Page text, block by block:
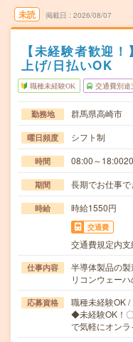
未読 掲載日 2026/08/07
【未経験者歓迎
上げ/日払いOK
職種未経験OK 交通費別途
勤務地 群馬県高崎市
曜日頻度 シフト制
時間 08:00～
期間 長期でお仕事で
時給 時給1550円
交通費
交通費規定内支
仕事内容
半導体製品の
リコンウェー
応募資格
職種未経験OK
◆未経験OK！
で気軽にオン